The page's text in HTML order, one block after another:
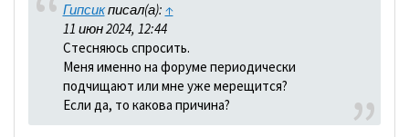
Гипсикписал(а): ↑
11 июн 2024, 12:44
Стесняюсь спросить.
Меня именно на форуме периодически
подчищают или мне уже мерещится?
Если да, то какова причина?